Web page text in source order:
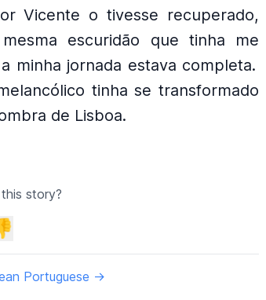
Vicente o tivesse recuperado,
escuridão que tinha me
minha jornada estava completa.
tinha se transformado
de Lisboa.
story?
Portuguese →